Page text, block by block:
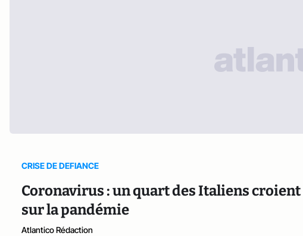
CRISE DE DEFIANCE
Coronavirus : un quart des Italiens
sur la pandémie
Atlantico Rédaction